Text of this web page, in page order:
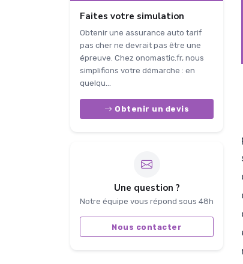
Faites votre simulation
Obtenir une assurance auto tarif
pas cher ne devrait pas être une
épreuve. Chez onomastic.fr, nous
simplifions votre démarche : en
quelqu...
Obtenir un devis
Une question ?
Notre équipe vous répond sous 48h
Nous contacter